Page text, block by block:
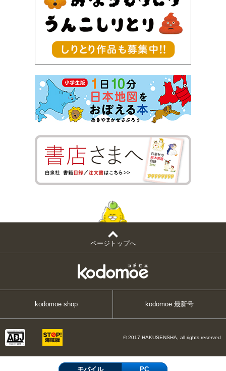
ページトップへ
kodomoe shop kodomoe 最新号
© 2017 HAKUSENSHA, all rights reserved